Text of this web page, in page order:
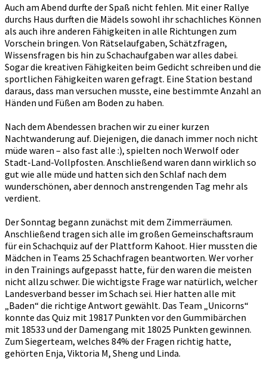
Auch am Abend durfte der Spaß nicht fehlen. Mit einer Rallye
durchs Haus durften die Mädels sowohl ihr schachliches Können
als auch ihre anderen Fähigkeiten in alle Richtungen zum
Vorschein bringen. Von Rätselaufgaben, Schätzfragen,
Wissensfragen bis hin zu Schachaufgaben war alles dabei.
Sogar die kreativen Fähigkeiten beim Gedicht schreiben und die
sportlichen Fähigkeiten waren gefragt. Eine Station bestand
daraus, dass man versuchen musste, eine bestimmte Anzahl an
Händen und Füßen am Boden zu haben.
Nach dem Abendessen brachen wir zu einer kurzen
Nachtwanderung auf. Diejenigen, die danach immer noch nicht
müde waren – also fast alle :), spielten noch Werwolf oder
Stadt-Land-Vollpfosten. Anschließend waren dann wirklich so
gut wie alle müde und hatten sich den Schlaf nach dem
wunderschönen, aber dennoch anstrengenden Tag mehr als
verdient.
Der Sonntag begann zunächst mit dem Zimmerräumen.
Anschließend tragen sich alle im großen Gemeinschaftsraum
für ein Schachquiz auf der Plattform Kahoot. Hier mussten die
Mädchen in Teams 25 Schachfragen beantworten. Wer vorher
in den Trainings aufgepasst hatte, für den waren die meisten
nicht allzu schwer. Die wichtigste Frage war natürlich, welcher
Landesverband besser im Schach sei. Hier hatten alle mit
„Baden“ die richtige Antwort gewählt. Das Team „Unicorns“
konnte das Quiz mit 19817 Punkten vor den Gummibärchen
mit 18533 und der Damengang mit 18025 Punkten gewinnen.
Zum Siegerteam, welches 84% der Fragen richtig hatte,
gehörten Enja, Viktoria M, Sheng und Linda.